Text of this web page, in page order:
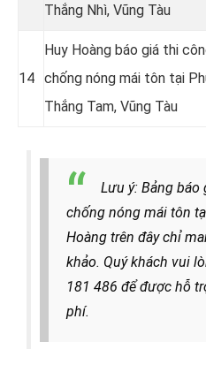
Thắng Nhì, Vũng Tàu
14
Huy Hoàng báo giá thi
chống nóng mái tôn tại
Thắng Tam, Vũng Tàu
Lưu ý: Bảng
chống nóng mái tôn
Hoàng trên đây chỉ
khảo. Quý khách vui
181 486 để được hỗ
phí.